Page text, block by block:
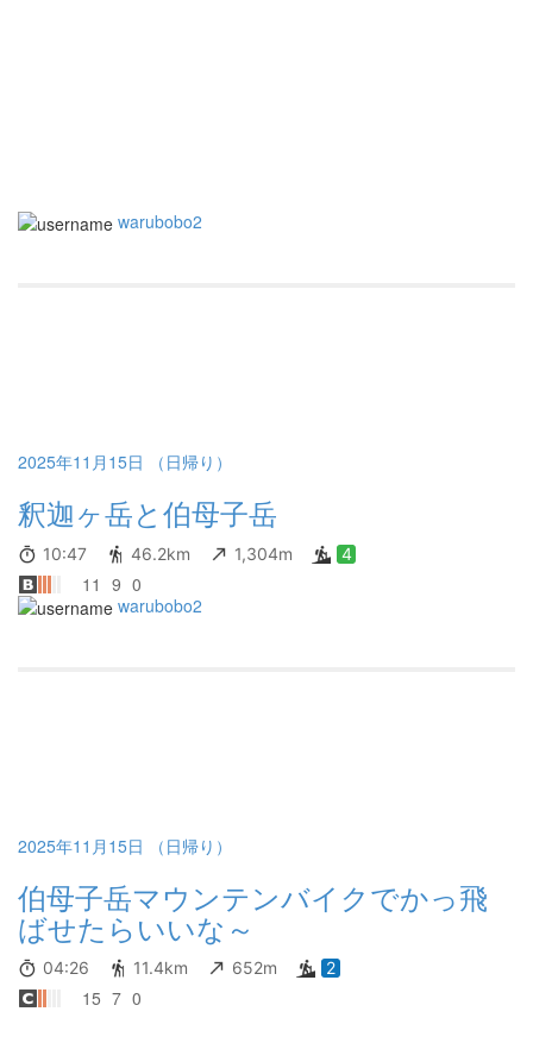
warubobo2
2025年11月15日 （日帰り）
釈迦ヶ岳と伯母子岳
10:47 46.2km 1,304m 4
11 9 0
warubobo2
2025年11月15日 （日帰り）
伯母子岳マウンテンバイクでかっ飛
ばせたらいいな～
04:26 11.4km 652m 2
15 7 0